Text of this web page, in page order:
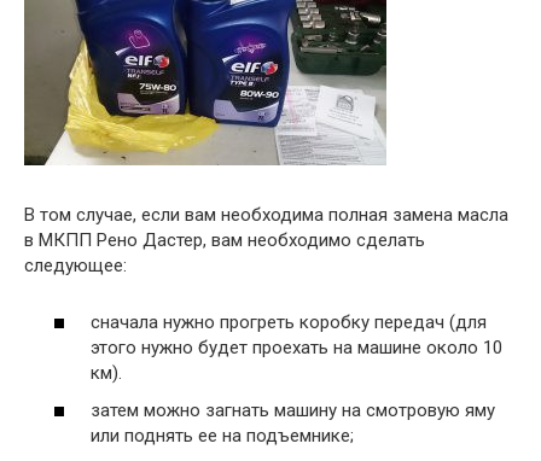
В том случае, если вам необходима полная замена масла
в МКПП Рено Дастер, вам необходимо сделать
следующее:
сначала нужно прогреть коробку передач (для
этого нужно будет проехать на машине около 10
км).
затем можно загнать машину на смотровую яму
или поднять ее на подъемнике;